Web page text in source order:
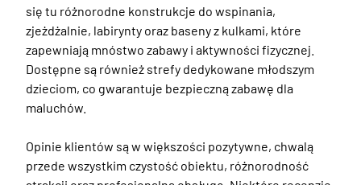
się tu różnorodne konstrukcje do wspinania,
zjeżdżalnie, labirynty oraz baseny z kulkami, które
zapewniają mnóstwo zabawy i aktywności fizycznej.
Dostępne są również strefy dedykowane młodszym
dzieciom, co gwarantuje bezpieczną zabawę dla
maluchów.
Opinie klientów są w większości pozytywne, chwalą
przede wszystkim czystość obiektu, różnorodność